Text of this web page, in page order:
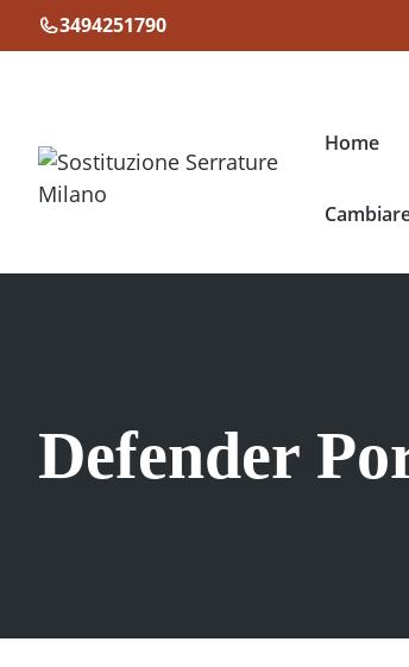
al
3494251790
Home
Defender